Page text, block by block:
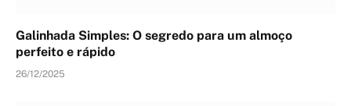
Galinhada Simples: O segredo para um almoço
perfeito e rápido
26/12/2025